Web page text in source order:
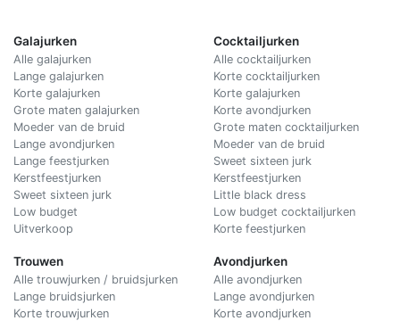
Galajurken
Alle galajurken
Lange galajurken
Korte galajurken
Grote maten galajurken
Moeder van de bruid
Lange avondjurken
Lange feestjurken
Kerstfeestjurken
Sweet sixteen jurk
Low budget
Uitverkoop
Trouwen
Alle trouwjurken / bruidsjurken
Lange bruidsjurken
Korte trouwjurken
Cocktailjurken
Alle cocktailjurken
Korte cocktailjurken
Korte galajurken
Korte avondjurken
Grote maten cocktailjurken
Moeder van de bruid
Sweet sixteen jurk
Kerstfeestjurken
Little black dress
Low budget cocktailjurken
Korte feestjurken
Avondjurken
Alle avondjurken
Lange avondjurken
Korte avondjurken